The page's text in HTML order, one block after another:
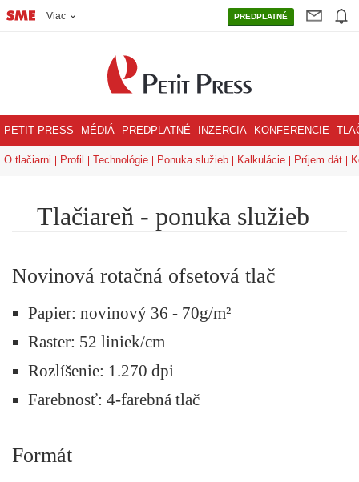
Viac PREDPLATNÉ
PETIT PRESS MÉDIÁ PREDPLATNÉ INZERCIA KONFERENCIE
O tlačiarni Profil Technológie Ponuka služieb Kalkulácie Príjem dát
Tlačiareň - ponuka služieb
Novinová rotačná ofsetová tlač
Papier: novinový 36 - 70g/m²
Raster: 52 liniek/cm
Rozlíšenie: 1.270 dpi
Farebnosť: 4-farebná tlač
Formát